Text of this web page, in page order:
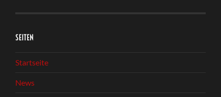
SEITEN
Startseite
News